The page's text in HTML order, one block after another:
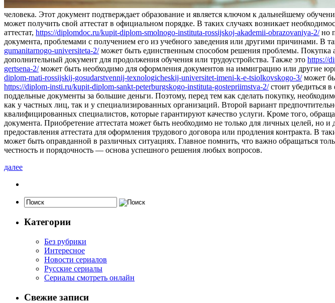
человека. Этот документ подтверждает образование и является ключом к дальнейшему
может получить свой аттестат в официальном порядке. В таких случаях возникает
аттестат, https://diplomdoc.ru/kupit-diplom-smolnogo-instituta-rossijskoj-akademii-obrazovaniya-2/но
документа, проблемами с получением его из учебного заведения или другими причинами. В
gumanitarnogo-universiteta-2/может быть единственным способом решения проблемы. Покупка
дополнительный документ для продолжения обучения или трудоустройства. Также это https://
gertsena-2/может быть необходимо для оформления документов на иммиграцию или другие
diplom-mati-rossijskij-gosudarstvennij-texnologicheskij-universitet-imeni-k-e-tsiolkovskogo-3/может
https://diplom-insti.ru/kupit-diplom-sankt-peterburgskogo-instituta-gostepriimstva-2/стоит убедиться
поддельные документы за большие деньги. Поэтому, перед тем как сделать покупку,
как у частных лиц, так и у специализированных организаций. Второй вариант
квалифицированных специалистов, которые гарантируют качество услуги. Кроме того,
документа. Приобретение аттестата может быть необходимо не только для личных целей,
предоставления аттестата для оформления трудового договора или продления контракта. В
может быть оправданной в различных ситуациях. Главное помнить, что важно обращаться
честность и порядочность — основа успешного решения любых вопросов.
далее
Категории
Без рубрики
Интересное
Новости сериалов
Русские сериалы
Сериалы смотреть онлайн
Свежие записи